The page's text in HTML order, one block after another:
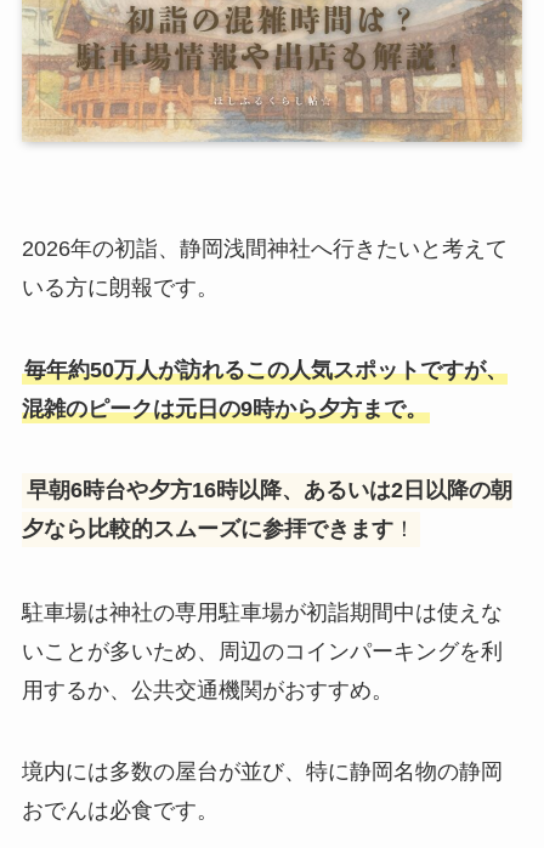
2026年の初詣、静岡浅間神社へ行きたいと考えて
いる方に朗報です。
毎年約50万人が訪れるこの人気スポットですが、
混雑のピークは元日の9時から夕方まで。
早朝6時台や夕方16時以降、あるいは2日以降の朝
夕なら比較的スムーズに参拝できます！
駐車場は神社の専用駐車場が初詣期間中は使えな
いことが多いため、周辺のコインパーキングを利
用するか、公共交通機関がおすすめ。
境内には多数の屋台が並び、特に静岡名物の静岡
おでんは必食です。